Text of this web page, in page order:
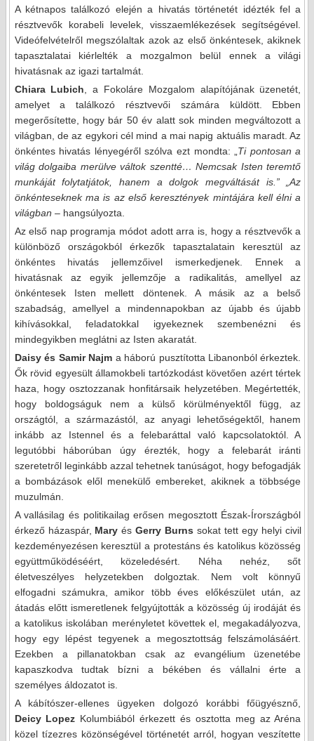
A kétnapos találkozó elején a hivatás történetét idézték fel a
résztvevők korabeli levelek, visszaemlékezések segítségével.
Videófelvételről megszólaltak azok az első önkéntesek, akiknek
tapasztalatai kiérlelték a mozgalmon belül ennek a világi
hivatásnak az igazi tartalmát.
Chiara Lubich , a Fokoláre Mozgalom alapítójának üzenetét,
amelyet a találkozó résztvevői számára küldött. Ebben
megerősítette, hogy bár 50 év alatt sok minden megváltozott a
világban, de az egykori cél mind a mai napig aktuális maradt. Az
önkéntes hivatás lényegéről szólva ezt mondta: „ Ti pontosan a
világ dolgaiba merülve váltok szentté… Nemcsak Isten teremtő
munkáját folytatjátok, hanem a dolgok megváltását is.” „Az
önkénteseknek ma is az első keresztények mintájára kell élni a
világban – hangsúlyozta.
Az első nap programja módot adott arra is, hogy a résztvevők a
különböző országokból érkezők tapasztalatain keresztül az
önkéntes hivatás jellemzőivel ismerkedjenek. Ennek a
hivatásnak az egyik jellemzője a radikalitás, amellyel az
önkéntesek Isten mellett döntenek. A másik az a belső
szabadság, amellyel a mindennapokban az újabb és újabb
kihívásokkal, feladatokkal igyekeznek szembenézni és
mindegyikben meglátni az Isten akaratát.
Daisy és Samir Najm a háború pusztította Libanonból érkeztek.
Ők rövid egyesült államokbeli tartózkodást követően azért tértek
haza, hogy osztozzanak honfitársaik helyzetében. Megértették,
hogy boldogságuk nem a külső körülményektől függ, az
országtól, a származástól, az anyagi lehetőségektől, hanem
inkább az Istennel és a felebaráttal való kapcsolatoktól. A
legutóbbi háborúban úgy érezték, hogy a felebarát iránti
szeretetről leginkább azzal tehetnek tanúságot, hogy befogadják
a bombázások elől menekülő embereket, akiknek a többsége
muzulmán.
A vallásilag és politikailag erősen megosztott Észak-Írországból
érkező házaspár, MaryésGerry Burns sokat tett egy helyi civil
kezdeményezésen keresztül a protestáns és katolikus közösség
együttműködéséért, közeledésért. Néha nehéz, sőt
életveszélyes helyzetekben dolgoztak. Nem volt könnyű
elfogadni számukra, amikor több éves előkészület után, az
átadás előtt ismeretlenek felgyújtották a közösség új irodáját és
a katolikus iskolában merényletet követtek el, megakadályozva,
hogy egy lépést tegyenek a megosztottság felszámolásáért.
Ezekben a pillanatokban csak az evangélium üzenetébe
kapaszkodva tudtak bízni a békében és vállalni érte a
személyes áldozatot is.
A kábítószer-ellenes ügyeken dolgozó korábbi főügyésznő,
Deicy Lopez Kolumbiából érkezett és osztotta meg az Aréna
közel tízezres közönségével történetét arról, hogyan veszítette